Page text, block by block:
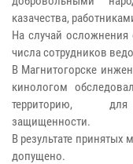
казачества,
На случай
числа сотрудников
В Магнитогорске
кинологом
территорию, для
защищенности.
В результате
допущено.